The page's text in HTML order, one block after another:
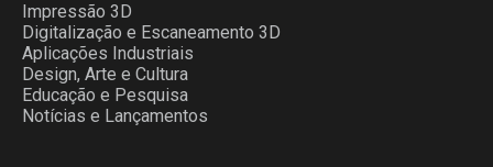
Impressão 3D
Digitalização e Escaneamento 3D
Aplicações Industriais
Design, Arte e Cultura
Educação e Pesquisa
Notícias e Lançamentos